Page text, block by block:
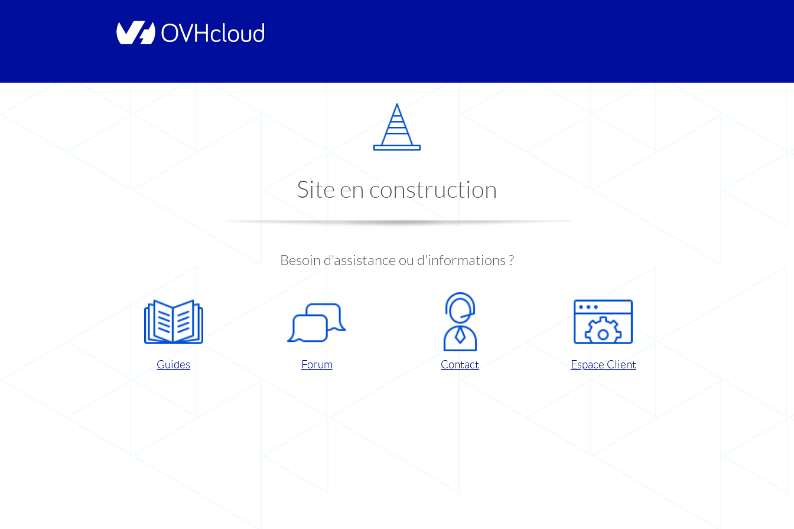
Site en construction
Besoin d'assistance ou d'informations ?
Guides Forum Contact Espace Client